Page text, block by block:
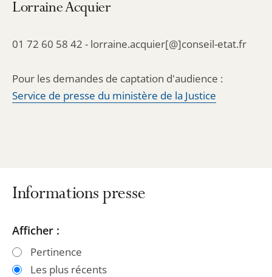
Lorraine Acquier
01 72 60 58 42 - lorraine.acquier[@]conseil-etat.fr
Pour les demandes de captation d'audience :
Service de presse du ministère de la Justice
Informations presse
Passer
les
filtres
Passer
les
filtres
Afficher :
Pertinence
Les plus récents